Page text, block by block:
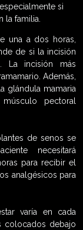
si
la familia.
una a dos horas,
de si la incisión
La incisión más
Además,
glándula mamaria
pectoral
de senos se
necesitará
para recibir el
analgésicos para
varía en cada
colocados debajo